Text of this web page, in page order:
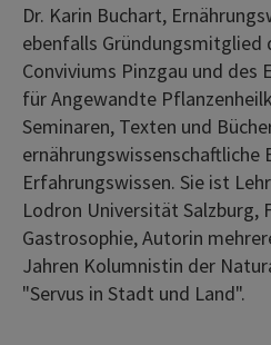
Dr. Karin Buchart,
ebenfalls Gründungsmitglied
Conviviums Pinzgau und des
für Angewandte
Seminaren, Texten und
ernährungswissenschaftliche
Erfahrungswissen. Sie ist
Lodron Universität Salzburg,
Gastrosophie, Autorin
Jahren Kolumnistin der
"Servus in Stadt und Land".